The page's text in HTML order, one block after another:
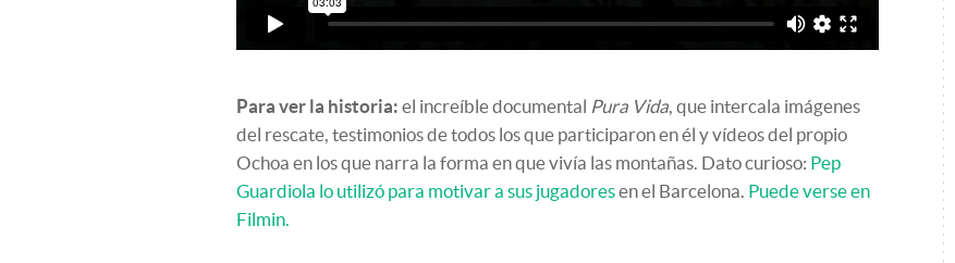
Para ver la historia: el increíble documental Pura Vida, que intercala imágenes
del rescate, testimonios de todos los que participaron en él y vídeos del propio
Ochoa en los que narra la forma en que vivía las montañas. Dato curioso: Pep
Guardiola lo utilizó para motivar a sus jugadoresen el Barcelona. Puede verse en
Filmin.